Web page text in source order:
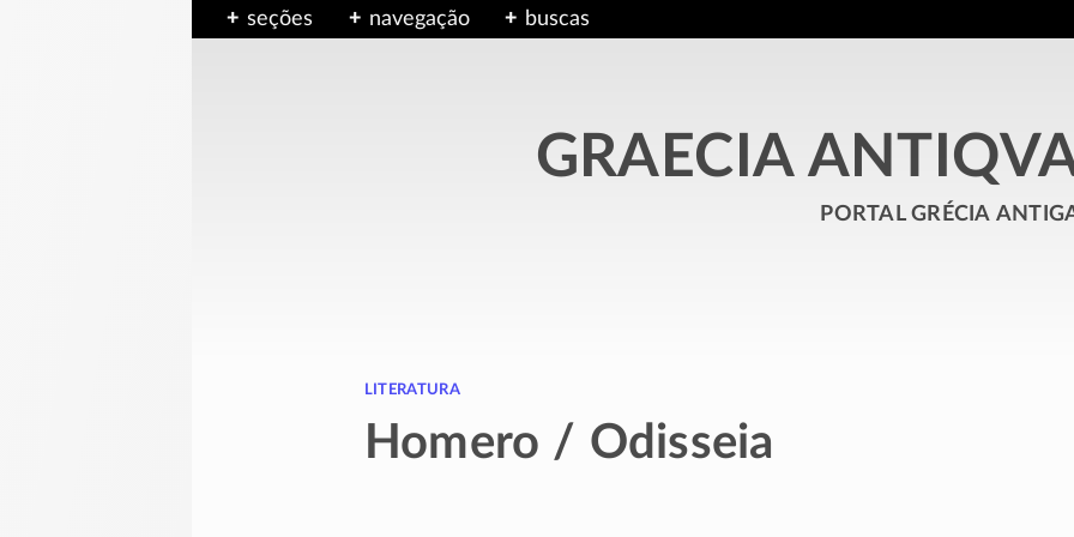
seções navegação buscas
GRAECIA
portal grécia
literatura
Homero / Odisseia